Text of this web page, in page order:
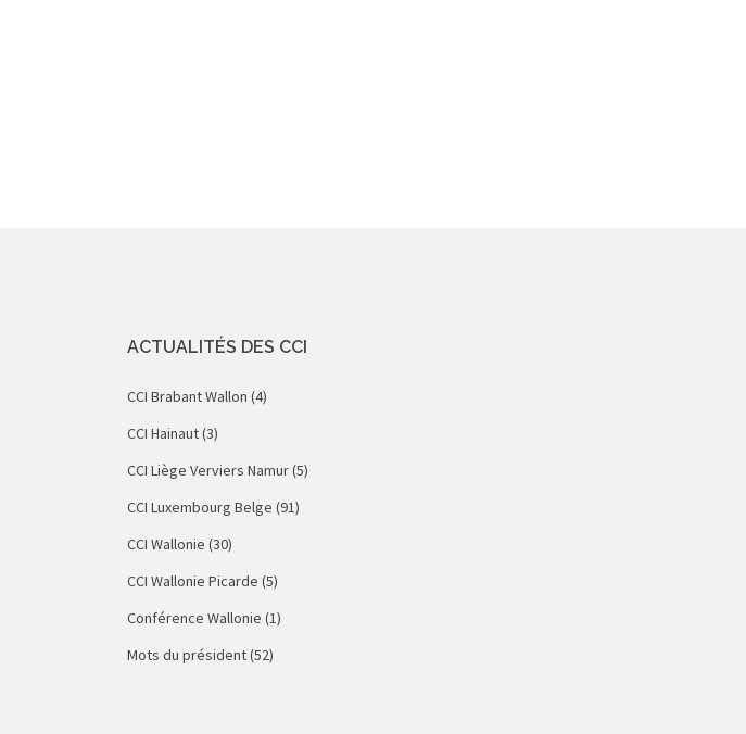
ACTUALITÉS DES CCI
CCI Brabant Wallon (4)
CCI Hainaut(3)
CCI Liège Verviers Namur(5)
CCI Luxembourg Belge (91)
CCI Wallonie (30)
CCI Wallonie Picarde (5)
Conférence Wallonie (1)
Mots du président(52)